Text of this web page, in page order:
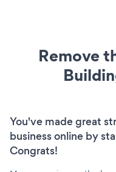
Remove
You've made great
business online by
Congrats!